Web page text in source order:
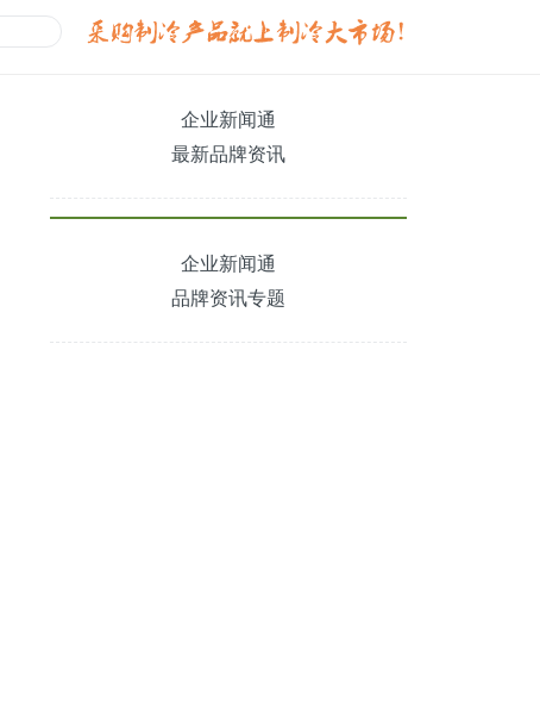
企业新闻通
最新品牌资讯
企业新闻通
品牌资讯专题